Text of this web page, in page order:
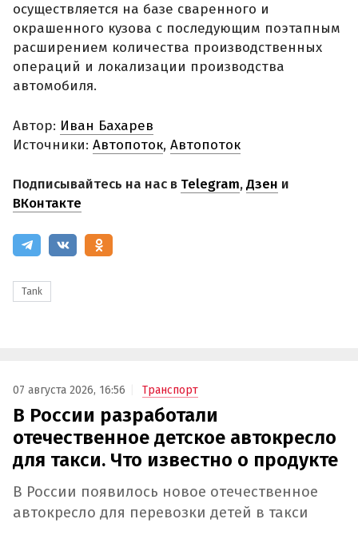
осуществляется на базе сваренного и
окрашенного кузова с последующим поэтапным
расширением количества производственных
операций и локализации производства
автомобиля.
Автор: Иван Бахарев
Источники: Автопоток, Автопоток
Подписывайтесь на нас в Telegram,Дзен и
ВКонтакте
Tank
07 августа 2026, 16:56 Транспорт
В России разработали
отечественное детское автокресло
для такси. Что известно о продукте
В России появилось новое отечественное
автокресло для перевозки детей в такси